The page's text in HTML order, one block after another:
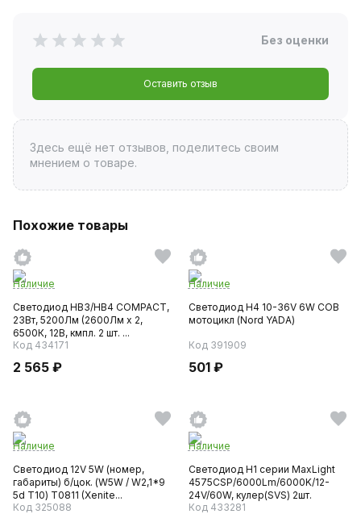
Без оценки
Оставить отзыв
Здесь ещё нет отзывов, поделитесь своим
мнением о товаре.
Похожие товары
Наличие
Светодиод HB3/HB4 COMPACT,
23Вт, 5200Лм (2600Лм x 2,
6500К, 12В, кмпл. 2 шт. ...
Код 434171
2 565 ₽
Наличие
Светодиод H4 10-36V 6W COB
мотоцикл (Nord YADA)
Код 391909
501 ₽
Наличие
Светодиод 12V 5W (номер,
габариты) б/цок. (W5W / W2,1*9
5d T10) T0811 (Xenite...
Код 325088
Наличие
Светодиод H1 серии MaxLight
4575CSP/6000Lm/6000K/12-
24V/60W, кулер(SVS) 2шт.
Код 433281